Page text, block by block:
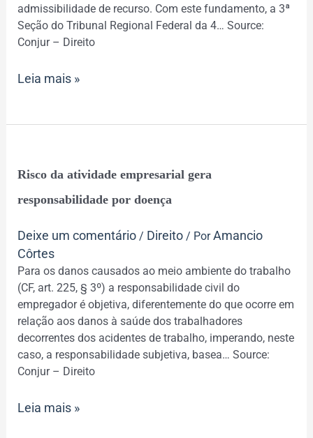
admissibilidade de recurso. Com este fundamento, a 3ª
Seção do Tribunal Regional Federal da 4… Source:
Conjur – Direito
Leia mais »
Risco da atividade empresarial gera
responsabilidade por doença
Deixe um comentário / Direito/ PorAmancio
Côrtes
Para os danos causados ao meio ambiente do trabalho
(CF, art. 225, § 3º) a responsabilidade civil do
empregador é objetiva, diferentemente do que ocorre em
relação aos danos à saúde dos trabalhadores
decorrentes dos acidentes de trabalho, imperando, neste
caso, a responsabilidade subjetiva, basea… Source:
Conjur – Direito
Risco
da
atividade
gera
responsabilidade
por
doença
Leia mais »